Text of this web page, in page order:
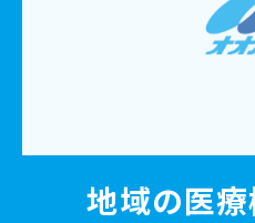
地域の医